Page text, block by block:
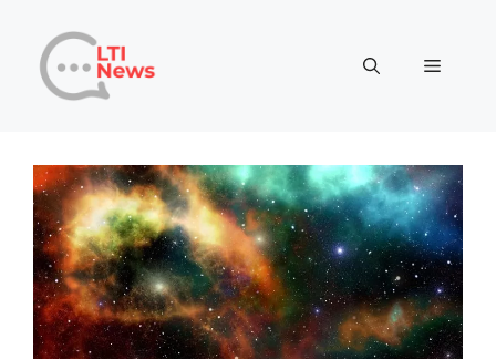
contenu
Menu